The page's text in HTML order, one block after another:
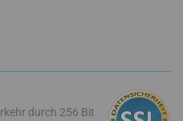
durch 256 Bit